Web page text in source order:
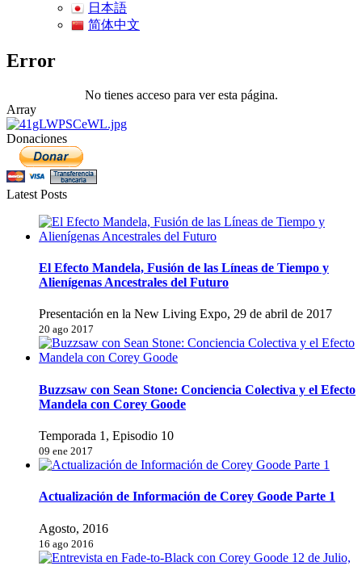
日本語
简体中文
Error
No tienes acceso para ver esta página.
Array
Donaciones
Latest Posts
El Efecto Mandela, Fusión de las Líneas de Tiempo y
Alienígenas Ancestrales del Futuro
Presentación en la New Living Expo, 29 de abril de 2017
20 ago 2017
Buzzsaw con Sean Stone: Conciencia Colectiva y el Efecto
Mandela con Corey Goode
Temporada 1, Episodio 10
09 ene 2017
Actualización de Información de Corey Goode Parte 1
Agosto, 2016
16 ago 2016